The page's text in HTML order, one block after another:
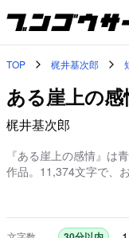
TOP 梶井基次郎
ある崖上の感
梶井基次郎
『ある崖上の感情』は
作品。11,374文字で、